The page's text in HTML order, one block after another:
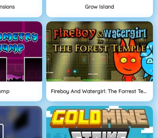
Grow Island
Fireboy And Watergirl: The Forrest Temple